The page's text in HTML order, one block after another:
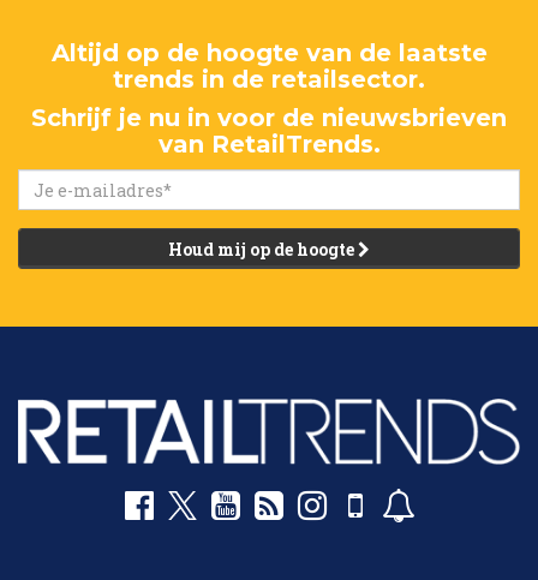
Altijd op de hoogte van de laatste
trends in de retailsector.
Schrijf je nu in voor de nieuwsbrieven
van RetailTrends.
Houd mij op de hoogte